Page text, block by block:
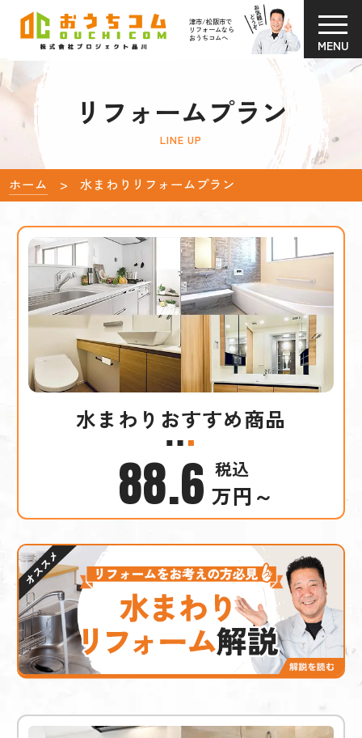
津市/松阪市で
リフォームなら
おうちコムへ
MENU
リフォームプラン
LINE UP
ホーム 水まわりリフォームプラン
水まわりおすすめ商品
88.6 万円～